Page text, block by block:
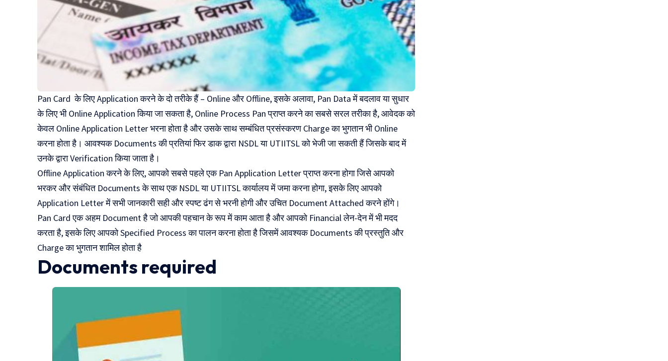
Pan Card के लिए Application करने के दो तरीके हैं – Online और Offline, इसके अलावा, Pan Data में बदलाव या सुधार
के लिए भी Online Application किया जा सकता है, Online Process Pan प्राप्त करने का सबसे सरल तरीका है, आवेदक को
केवल Online Application Letter भरना होता है और उसके साथ सम्बंधित प्रसंस्करण Charge का भुगतान भी Online
करना होता है। आवश्यक Documents की प्रतियां फिर डाक द्वारा NSDL या UTIITSL को भेजी जा सकती हैं जिसके बाद में
उनके द्वारा Verification किया जाता है।
Offline Application करने के लिए, आपको सबसे पहले एक Pan Application Letter प्राप्त करना होगा जिसे आपको
भरकर और संबंधित Documents के साथ एक NSDL या UTIITSL कार्यालय में जमा करना होगा, इसके लिए आपको
Application Letter में सभी जानकारी सही और स्पष्ट ढंग से भरनी होगी और उचित Document Attached करने होंगे।
Pan Card एक अहम Document है जो आपकी पहचान के रूप में काम आता है और आपको Financial लेन-देन में भी मदद
करता है, इसके लिए आपको Specified Process का पालन करना होता है जिसमें आवश्यक Documents की प्रस्तुति और
Charge का भुगतान शामिल होता है
Documents required